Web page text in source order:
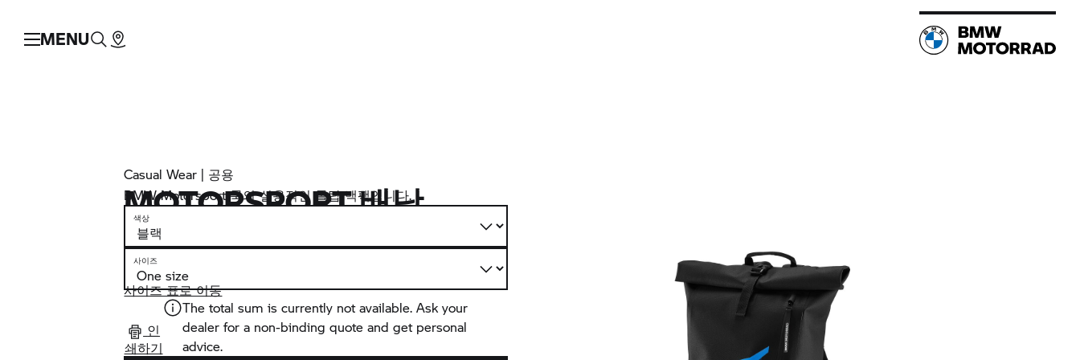
MENU
Casual Wear | 공용
MOTORSPORT 배낭
BMW Motorsport 룩의 실용적인 롤탑 백팩입니다.
색상
사이즈
사이즈 표로 이동
인
쇄하기
The total sum is currently not available. Ask your
dealer for a non-binding quote and get personal
advice.